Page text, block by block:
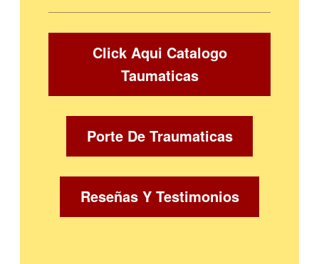
Click Aqui Catalogo
Taumaticas
Porte De Traumaticas
Reseñas Y Testimonios